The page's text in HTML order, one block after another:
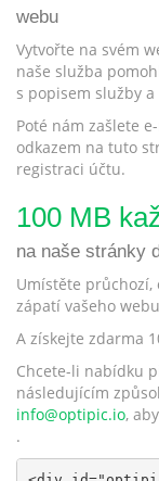
webu
Vytvořte na svém
naše služba
s popisem služby
Poté nám zašlete
odkazem na tuto
registraci účtu.
100 MB
na naše stránky
Umístěte průchozí,
zápatí vašeho
A získejte zdarma
Chcete-li nabídku
následujícím
info@optipic.io,
.